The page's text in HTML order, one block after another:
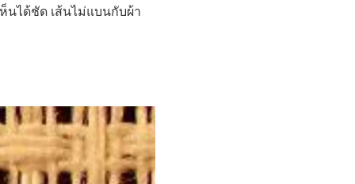
นได้ชัด เส้นไม่แบนกับผ้า